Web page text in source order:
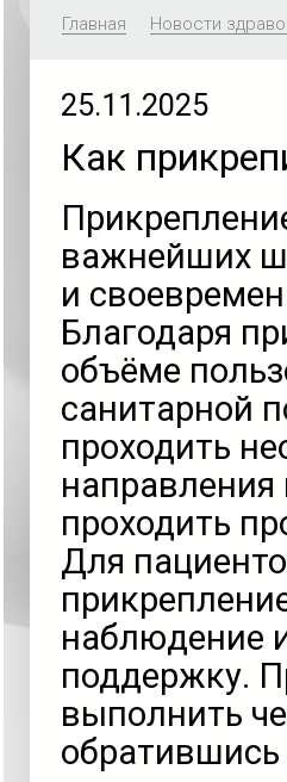
Главная Новости
25.11.2025
Как
важнейших
и
Благодаря
объёме
санитарной
проходить
проходить
Для
наблюдение
поддержку.
выполнить